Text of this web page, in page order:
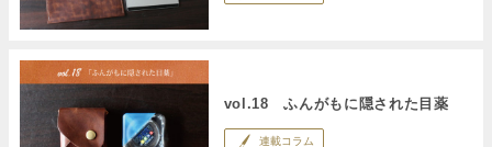
vol.18 ふんがもに隠された目薬
連載コラム